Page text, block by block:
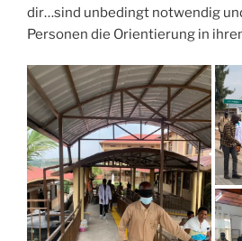
dir…sind unbedingt notwendig
Personen die Orientierung in